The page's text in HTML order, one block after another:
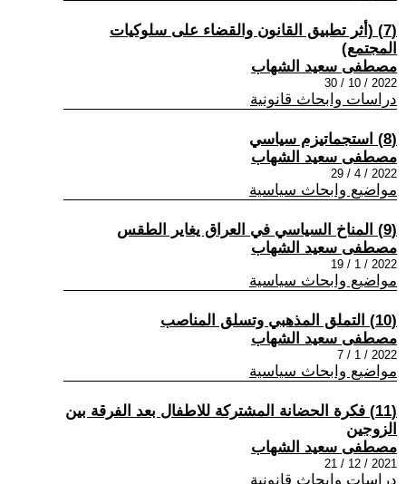
(7) (أثر تطبيق القانون والقضاء على سلوكيات
المجتمع)
مصطفى سعيد الشهاب
2022 / 10 / 30
دراسات وابحاث قانونية
(8) استجماتيزم سياسي
مصطفى سعيد الشهاب
2022 / 4 / 29
مواضيع وابحاث سياسية
(9) المناخ السياسي في العراق يغاير الطقس
مصطفى سعيد الشهاب
2022 / 1 / 19
مواضيع وابحاث سياسية
(10) التملق المذهبي وتسلق المناصب
مصطفى سعيد الشهاب
2022 / 1 / 7
مواضيع وابحاث سياسية
(11) فكرة الحضانة المشتركة للاطفال بعد الفرقة بين
الزوجين
مصطفى سعيد الشهاب
2021 / 12 / 21
دراسات وابحاث قانونية